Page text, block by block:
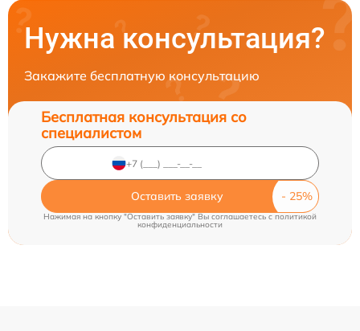
Нужна консультация?
Закажите бесплатную консультацию
Бесплатная консультация со
специалистом
Оставить заявку
Нажимая на кнопку "Оставить заявку" Вы соглашаетесь c политикой
конфиденциальности